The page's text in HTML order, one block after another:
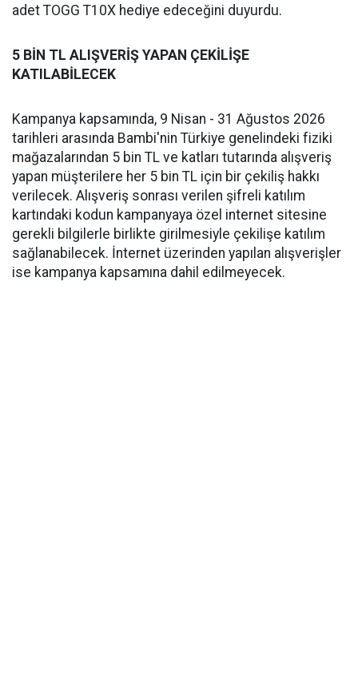
adet TOGG T10X hediye edeceğini duyurdu.
5 BİN TL ALIŞVERİŞ YAPAN ÇEKİLİŞE
KATILABİLECEK
Kampanya kapsamında, 9 Nisan - 31 Ağustos 2026
tarihleri arasında Bambi'nin Türkiye genelindeki fiziki
mağazalarından 5 bin TL ve katları tutarında alışveriş
yapan müşterilere her 5 bin TL için bir çekiliş hakkı
verilecek. Alışveriş sonrası verilen şifreli katılım
kartındaki kodun kampanyaya özel internet sitesine
gerekli bilgilerle birlikte girilmesiyle çekilişe katılım
sağlanabilecek. İnternet üzerinden yapılan alışverişler
ise kampanya kapsamına dahil edilmeyecek.